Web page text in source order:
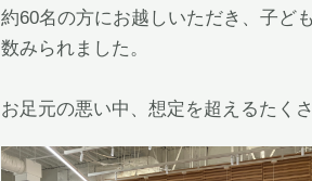
約60名の方にお越しいただき、子ど
数みられました。
お足元の悪い中、想定を超えるたく